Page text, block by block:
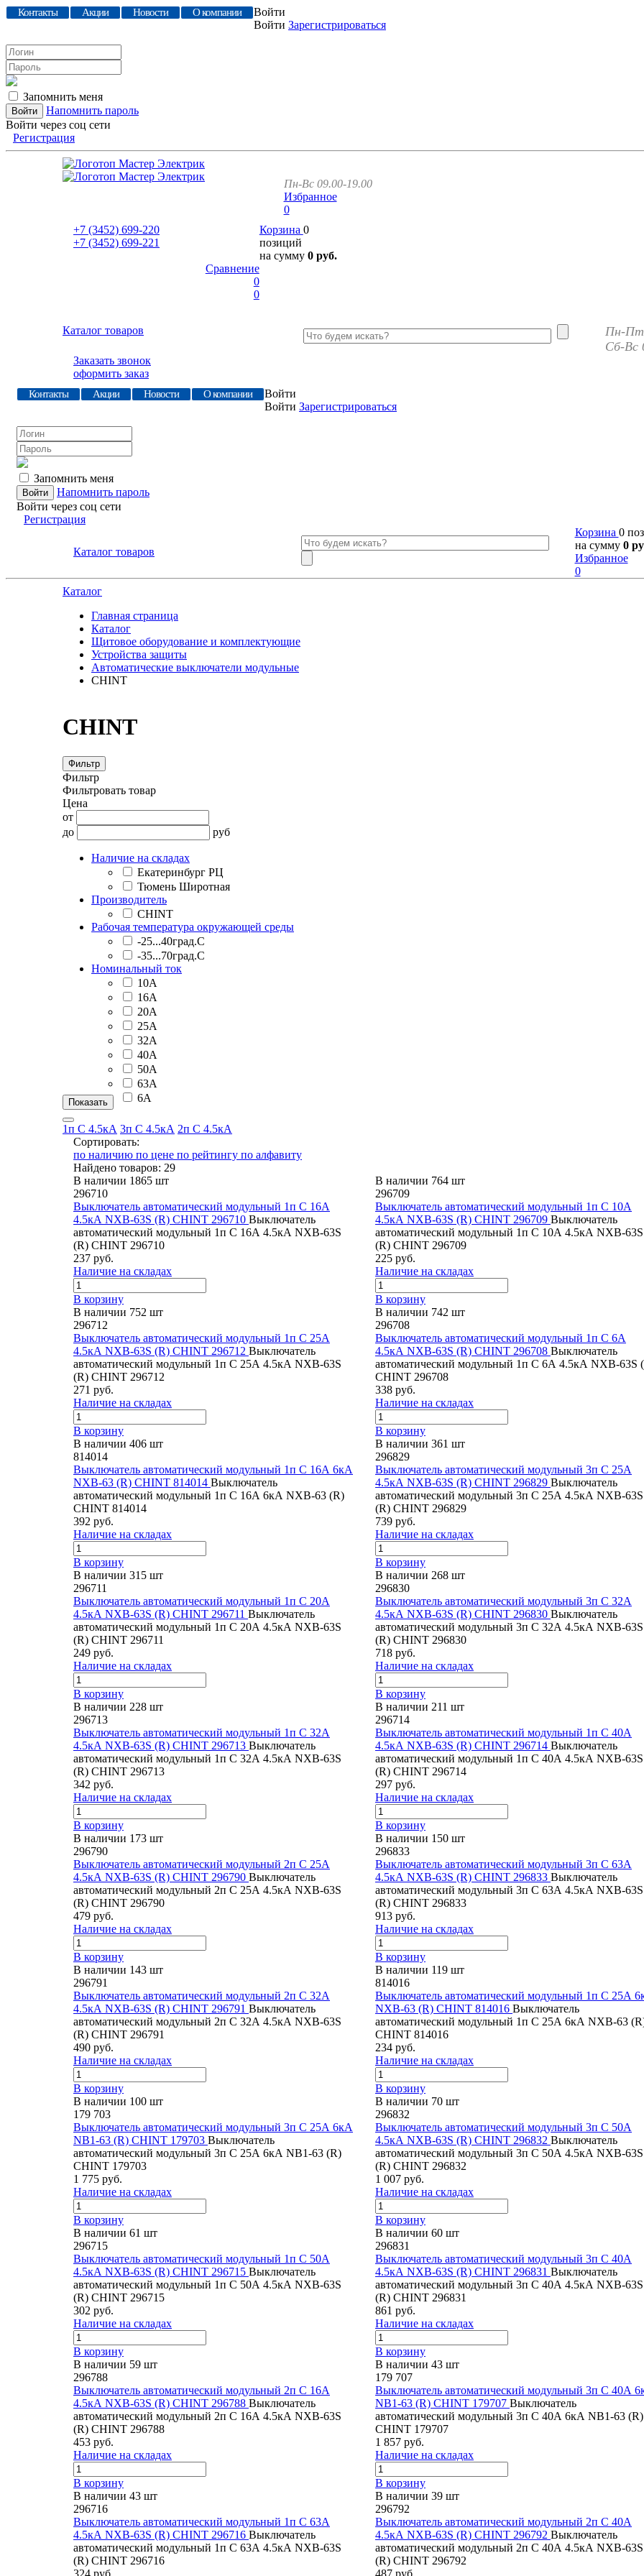
Контакты Акции Новости О компании
Войти
Войти Зарегистрироваться
Запомнить меня
Напомнить пароль
Войти через соц сети
Регистрация
Пн-Вс 09.00-19.00
Избранное
0
+7 (3452) 699-220
+7 (3452) 699-221
Корзина 0
позиций
на сумму 0 руб.
Сравнение
0
0
Каталог товаров
Пн-Пт
Сб-Вс
Заказать звонок
оформить заказ
Контакты Акции Новости О компании
Войти
Войти Зарегистрироваться
Запомнить меня
Напомнить пароль
Войти через соц сети
Регистрация
Каталог товаров
Корзина 0
на сумму 0
Избранное
0
Каталог
Главная страница
Каталог
Щитовое оборудование и комплектующие
Устройства защиты
Автоматические выключатели модульные
CHINT
CHINT
Фильтр
Фильтр
Фильтровать товар
Цена
от
до
руб
Наличие на складах
Екатеринбург РЦ
Тюмень Широтная
Производитель
CHINT
Рабочая температура окружающей среды
-25...40град.C
-35...70град.C
Номинальный ток
10А
16А
20А
25А
32А
40А
50А
63А
6А
1п C 4.5кА 3п C 4.5кА 2п C 4.5кА
Сортировать:
по наличию по цене по рейтингу по алфавиту
Найдено товаров: 29
В наличии 1865 шт
296710
Выключатель автоматический модульный 1п C 16А
4.5кА NXB-63S (R) CHINT 296710 Выключатель
автоматический модульный 1п C 16А 4.5кА NXB-63S
(R) CHINT 296710
237 руб.
Наличие на складах
В корзину
В наличии 764 шт
296709
Выключатель автоматический модульный 1п C 10А
4.5кА NXB-63S (R) CHINT 296709 Выключатель
автоматический модульный 1п C 10А 4.5кА NXB-63S
(R) CHINT 296709
225 руб.
Наличие на складах
В корзину
В наличии 752 шт
296712
Выключатель автоматический модульный 1п C 25А
4.5кА NXB-63S (R) CHINT 296712 Выключатель
автоматический модульный 1п C 25А 4.5кА NXB-63S
(R) CHINT 296712
271 руб.
Наличие на складах
В корзину
В наличии 742 шт
296708
Выключатель автоматический модульный 1п C 6А
4.5кА NXB-63S (R) CHINT 296708 Выключатель
автоматический модульный 1п C 6А 4.5кА NXB-63S
CHINT 296708
338 руб.
Наличие на складах
В корзину
В наличии 406 шт
814014
Выключатель автоматический модульный 1п C 16А 6кА
NXB-63 (R) CHINT 814014 Выключатель
автоматический модульный 1п C 16А 6кА NXB-63 (R)
CHINT 814014
392 руб.
Наличие на складах
В корзину
В наличии 361 шт
296829
Выключатель автоматический модульный 3п C 25А
4.5кА NXB-63S (R) CHINT 296829 Выключатель
автоматический модульный 3п C 25А 4.5кА NXB-63S
(R) CHINT 296829
739 руб.
Наличие на складах
В корзину
В наличии 315 шт
296711
Выключатель автоматический модульный 1п C 20А
4.5кА NXB-63S (R) CHINT 296711 Выключатель
автоматический модульный 1п C 20А 4.5кА NXB-63S
(R) CHINT 296711
249 руб.
Наличие на складах
В корзину
В наличии 268 шт
296830
Выключатель автоматический модульный 3п C 32А
4.5кА NXB-63S (R) CHINT 296830 Выключатель
автоматический модульный 3п C 32А 4.5кА NXB-63S
(R) CHINT 296830
718 руб.
Наличие на складах
В корзину
В наличии 228 шт
296713
Выключатель автоматический модульный 1п C 32А
4.5кА NXB-63S (R) CHINT 296713 Выключатель
автоматический модульный 1п C 32А 4.5кА NXB-63S
(R) CHINT 296713
342 руб.
Наличие на складах
В корзину
В наличии 211 шт
296714
Выключатель автоматический модульный 1п C 40А
4.5кА NXB-63S (R) CHINT 296714 Выключатель
автоматический модульный 1п C 40А 4.5кА NXB-63S
(R) CHINT 296714
297 руб.
Наличие на складах
В корзину
В наличии 173 шт
296790
Выключатель автоматический модульный 2п C 25А
4.5кА NXB-63S (R) CHINT 296790 Выключатель
автоматический модульный 2п C 25А 4.5кА NXB-63S
(R) CHINT 296790
479 руб.
Наличие на складах
В корзину
В наличии 150 шт
296833
Выключатель автоматический модульный 3п C 63А
4.5кА NXB-63S (R) CHINT 296833 Выключатель
автоматический модульный 3п C 63А 4.5кА NXB-63S
(R) CHINT 296833
913 руб.
Наличие на складах
В корзину
В наличии 143 шт
296791
Выключатель автоматический модульный 2п C 32А
4.5кА NXB-63S (R) CHINT 296791 Выключатель
автоматический модульный 2п C 32А 4.5кА NXB-63S
(R) CHINT 296791
490 руб.
Наличие на складах
В корзину
В наличии 119 шт
814016
Выключатель автоматический модульный 1п C 25А
NXB-63 (R) CHINT 814016 Выключатель
автоматический модульный 1п C 25А 6кА NXB-63
CHINT 814016
234 руб.
Наличие на складах
В корзину
В наличии 100 шт
179 703
Выключатель автоматический модульный 3п C 25А 6кА
NB1-63 (R) CHINT 179703 Выключатель
автоматический модульный 3п C 25А 6кА NB1-63 (R)
CHINT 179703
1 775 руб.
Наличие на складах
В корзину
В наличии 70 шт
296832
Выключатель автоматический модульный 3п C 50А
4.5кА NXB-63S (R) CHINT 296832 Выключатель
автоматический модульный 3п C 50А 4.5кА NXB-63S
(R) CHINT 296832
1 007 руб.
Наличие на складах
В корзину
В наличии 61 шт
296715
Выключатель автоматический модульный 1п C 50А
4.5кА NXB-63S (R) CHINT 296715 Выключатель
автоматический модульный 1п C 50А 4.5кА NXB-63S
(R) CHINT 296715
302 руб.
Наличие на складах
В корзину
В наличии 60 шт
296831
Выключатель автоматический модульный 3п C 40А
4.5кА NXB-63S (R) CHINT 296831 Выключатель
автоматический модульный 3п C 40А 4.5кА NXB-63S
(R) CHINT 296831
861 руб.
Наличие на складах
В корзину
В наличии 59 шт
296788
Выключатель автоматический модульный 2п C 16А
4.5кА NXB-63S (R) CHINT 296788 Выключатель
автоматический модульный 2п C 16А 4.5кА NXB-63S
(R) CHINT 296788
453 руб.
Наличие на складах
В корзину
В наличии 43 шт
179 707
Выключатель автоматический модульный 3п C 40А
NB1-63 (R) CHINT 179707 Выключатель
автоматический модульный 3п C 40А 6кА NB1-63 (R)
CHINT 179707
1 857 руб.
Наличие на складах
В корзину
В наличии 43 шт
296716
Выключатель автоматический модульный 1п C 63А
4.5кА NXB-63S (R) CHINT 296716 Выключатель
автоматический модульный 1п C 63А 4.5кА NXB-63S
(R) CHINT 296716
324 руб.
В наличии 39 шт
296792
Выключатель автоматический модульный 2п C 40А
4.5кА NXB-63S (R) CHINT 296792 Выключатель
автоматический модульный 2п C 40А 4.5кА NXB-63S
(R) CHINT 296792
487 руб.